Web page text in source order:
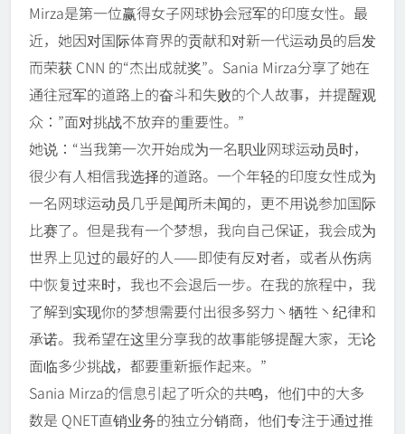
Mirza是第一位赢得女子网球协会冠军的印度女性。最
近，她因对国际体育界的贡献和对新一代运动员的启发
而荣获 CNN 的“杰出成就奖”。Sania Mirza分享了她在
通往冠军的道路上的奋斗和失败的个人故事，并提醒观
众：”面对挑战不放弃的重要性。”
她说：“当我第一次开始成为一名职业网球运动员时，
很少有人相信我选择的道路。一个年轻的印度女性成为
一名网球运动员几乎是闻所未闻的，更不用说参加国际
比赛了。但是我有一个梦想，我向自己保证，我会成为
世界上见过的最好的人——即使有反对者，或者从伤病
中恢复过来时，我也不会退后一步。在我的旅程中，我
了解到实现你的梦想需要付出很多努力丶牺牲丶纪律和
承诺。我希望在这里分享我的故事能够提醒大家，无论
面临多少挑战，都要重新振作起来。”
Sania Mirza的信息引起了听众的共鸣，他们中的大多
数是 QNET直销业务的独立分销商，他们专注于通过推